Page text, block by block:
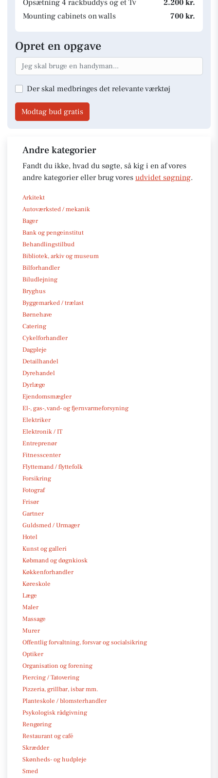
Opsætning 4 rackbuddys og et Tv
2.200 kr.
Mounting cabinets on walls
700 kr.
Opret en opgave
Der skal medbringes det relevante værktøj
Modtag bud gratis
Andre kategorier
Fandt du ikke, hvad du søgte, så kig i en af vores
andre kategorier eller brug vores udvidet søgning.
Arkitekt
Autoværksted / mekanik
Bager
Bank og pengeinstitut
Behandlingstilbud
Bibliotek, arkiv og museum
Bilforhandler
Biludlejning
Bryghus
Byggemarked / trælast
Børnehave
Catering
Cykelforhandler
Dagpleje
Detailhandel
Dyrehandel
Dyrlæge
Ejendomsmægler
El-, gas-, vand- og fjernvarmeforsyning
Elektriker
Elektronik / IT
Entreprenør
Fitnesscenter
Flyttemand / flyttefolk
Forsikring
Fotograf
Frisør
Gartner
Guldsmed / Urmager
Hotel
Kunst og galleri
Købmand og døgnkiosk
Køkkenforhandler
Køreskole
Læge
Maler
Massage
Murer
Offentlig forvaltning, forsvar og socialsikring
Optiker
Organisation og forening
Piercing / Tatovering
Pizzeria, grillbar, isbar mm.
Planteskole / blomsterhandler
Psykologisk rådgivning
Rengøring
Restaurant og café
Skrædder
Skønheds- og hudpleje
Smed